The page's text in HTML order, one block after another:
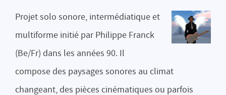
Projet solo sonore, intermédiatique et
multiforme initié par Philippe Franck
(Be/Fr) dans les années 90. Il
compose des paysages sonores au climat
changeant, des pièces cinématiques ou parfois